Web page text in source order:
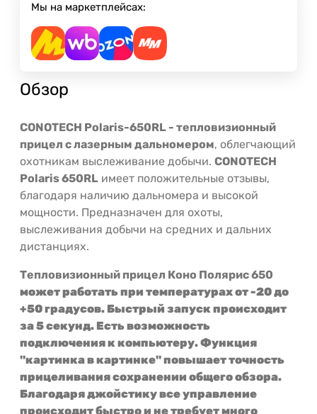
Мы на маркетплейсах:
Обзор
CONOTECH Polaris-650RL - тепловизионный
прицел с лазерным дальномером, облегчающий
охотникам выслеживание добычи. CONOTECH
Polaris 650RL имеет положительные отзывы,
благодаря наличию дальномера и высокой
мощности. Предназначен для охоты,
выслеживания добычи на средних и дальних
дистанциях.
Тепловизионный прицел Коно Полярис 650
может работать при температурах от -20 до
+50 градусов. Быстрый запуск происходит
за 5 секунд. Есть возможность
подключения к компьютеру. Функция
"картинка в картинке" повышает точность
прицеливания сохранении общего обзора.
Благодаря джойстику все управление
происходит быстро и не требует много